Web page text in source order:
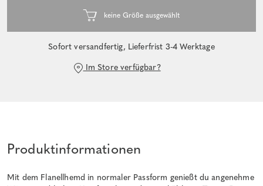
Sofort versandfertig, Lieferfrist 3-4 Werktage
Im Store verfügbar?
Produktinformationen
Mit dem Flanellhemd in normaler Passform genießt du angenehme